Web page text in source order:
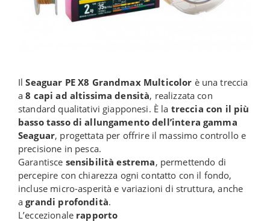
IlSeaguar PE X8 Grandmax Multicolor è una treccia
a8 capi ad altissima densità, realizzata con
standard qualitativi giapponesi. È la treccia con il più
basso tasso di allungamento dell’intera gamma
Seaguar, progettata per offrire il massimo controllo e
precisione in pesca.
Garantisce sensibilità estrema, permettendo di
percepire con chiarezza ogni contatto con il fondo,
incluse micro-asperità e variazioni di struttura, anche
agrandi profondità.
L’eccezionale rapporto